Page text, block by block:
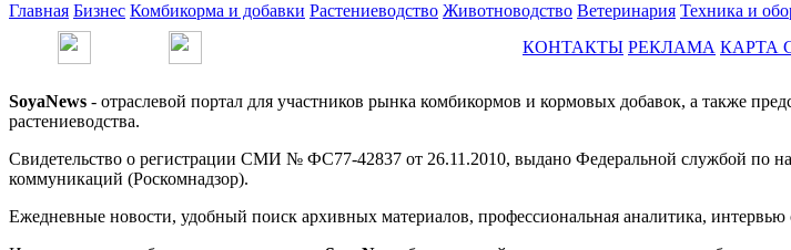
Главная Бизнес Комбикорма и добавки Растениеводство Животноводство Ветеринария Техника и
КОНТАКТЫ РЕКЛАМА КАРТА
SoyaNews - отраслевой портал для участников рынка комбикормов и кормовых добавок, а также
растениеводства.
Свидетельство о регистрации СМИ № ФС77-42837 от 26.11.2010, выдано Федеральной службой по
коммуникаций (Роскомнадзор).
Ежедневные новости, удобный поиск архивных материалов, профессиональная аналитика, интервью